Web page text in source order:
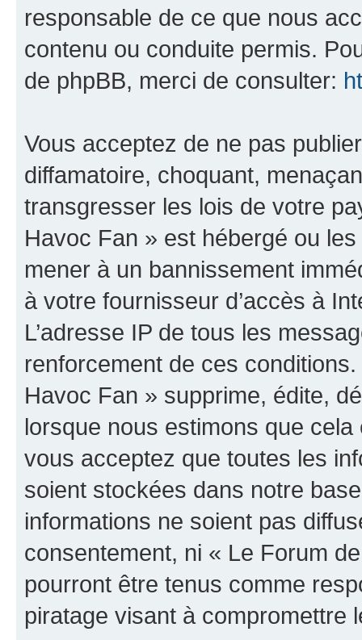
responsable de ce que nous
contenu ou conduite permis.
de phpBB, merci de consulter:
Vous acceptez de ne pas
diffamatoire, choquant,
transgresser les lois de votre
Havoc Fan » est hébergé ou
mener à un bannissement
à votre fournisseur d’accès à
L’adresse IP de tous les
renforcement de ces
Havoc Fan » supprime, édite,
lorsque nous estimons que cela
vous acceptez que toutes les
soient stockées dans notre
informations ne soient pas
consentement, ni « Le Forum
pourront être tenus comme
piratage visant à compromettre